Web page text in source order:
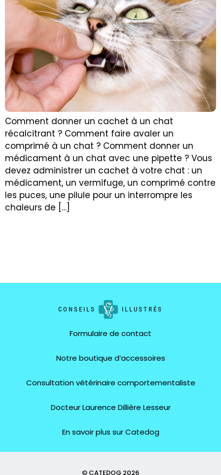
Comment donner un cachet à un chat
récalcitrant ? Comment faire avaler un
comprimé à un chat ? Comment donner un
médicament à un chat avec une pipette ? Vous
devez administrer un cachet à votre chat : un
médicament, un vermifuge, un comprimé contre
les puces, une pilule pour un interrompre les
chaleurs de […]
CONSEILS ILLUSTRÉS
Formulaire de contact
Notre boutique d’accessoires
Consultation vétérinaire comportementaliste
Docteur Laurence Dillière Lesseur
En savoir plus sur Catedog
© CATEDOG 2026